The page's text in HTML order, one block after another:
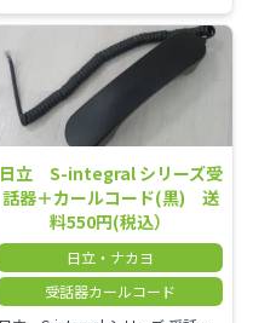
日立 S-integral シリーズ受
話器＋カールコード(黒) 送
料550円(税込）
日立・ナカヨ
受話器カールコード